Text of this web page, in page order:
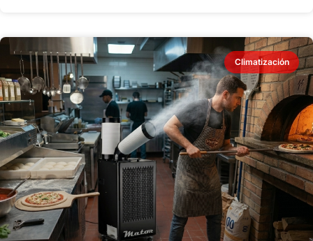
Climatización